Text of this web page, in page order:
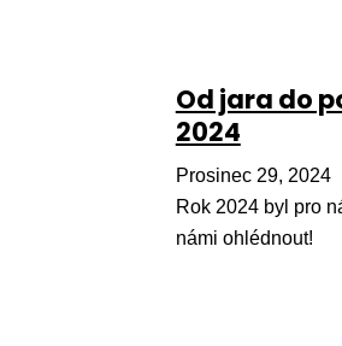
Od jara do
2024
Prosinec 29, 2024
Rok 2024 byl pro
námi ohlédnout!